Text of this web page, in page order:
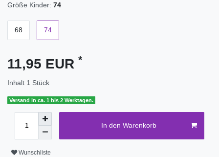
Größe Kinder: 74
68 74
11,95 EUR *
Inhalt 1 Stück
Versand in ca. 1 bis 2 Werktagen.
In den Warenkorb
Wunschliste